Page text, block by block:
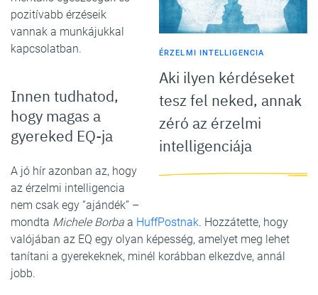
ÉRZELMI INTELLIGENCIA
Aki ilyen kérdéseket
tesz fel neked, annak
zéró az érzelmi
intelligenciája
pozitívabb érzéseik
vannak a munkájukkal
kapcsolatban.
Innen tudhatod,
hogy magas a
gyereked EQ-ja
A jó hír azonban az, hogy
az érzelmi intelligencia
nem csak egy “ajándék” –
mondta Michele Borba a HuffPostnak. Hozzátette, hogy
valójában az EQ egy olyan képesség, amelyet meg lehet
tanítani a gyerekeknek, minél korábban elkezdve, annál
jobb.